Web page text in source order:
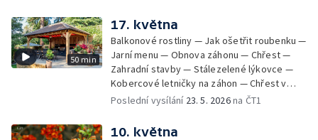
50 min
17. května
Balkonové rostliny — Jak ošetřit roubenku —
Jarní menu — Obnova záhonu — Chřest —
Zahradní stavby — Stálezelené lýkovce —
Kobercové letničky na záhon — Chřest v
kuchyni
Poslední vysílání 23. 5. 2026na ČT1
10. května